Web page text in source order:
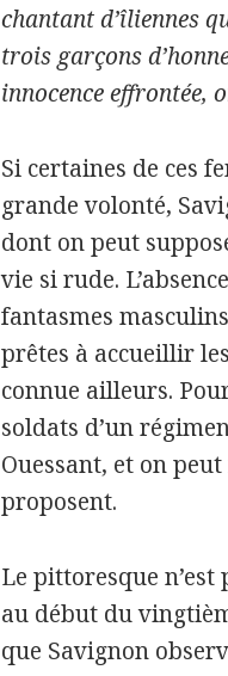
chantant d’îliennes
trois garçons
innocence effrontée,
Si certaines de ces
grande volonté,
dont on peut
vie si rude.
fantasmes
prêtes à accueillir
connue ailleurs.
soldats d’un
Ouessant, et on
proposent.
Le pittoresque n’est
au début du
que Savignon